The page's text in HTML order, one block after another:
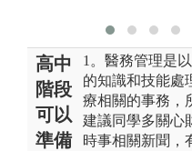
高中
階段
可以
準備
1。醫務管理是
的知識和技能處
療相關的事務，
建議同學多關心
時事相關新聞，